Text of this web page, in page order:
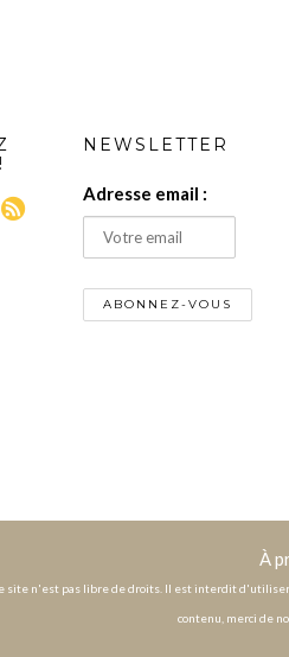
NEWSLETTER
Adresse email :
À
site n'est pas libre de droits. Il est interdit
contenu, merci de